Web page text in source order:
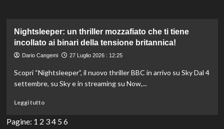
2099”:
esplora
Los
futuristica
tra
e
oscuri.
Nightsleeper: un thriller mozzafiato che ti tiene
incollato ai binari della tensione britannica!
Dario Cangemi 27 Luglio 2026 : 12:25
Scopri “Nightsleeper”, il nuovo thriller BBC in arrivo su Sky Dal 4
settembre, su Sky e in streaming su Now,...
Leggi tuttoLeggi
più
Pagine: 1 2 34 5 6